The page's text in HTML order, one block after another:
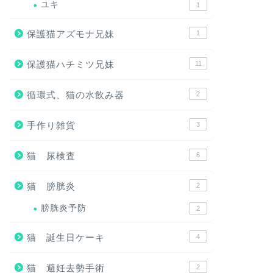
ユキ 1
保護猫アズモナ兄妹 1
保護猫ハチミツ兄妹 11
循環式、猫の水飲み器 2
手作り雑貨 3
猫 尿検査 6
猫 膀胱炎 2
膀胱炎予防 2
猫 誕生日ケーキ 4
猫 避妊去勢手術 2